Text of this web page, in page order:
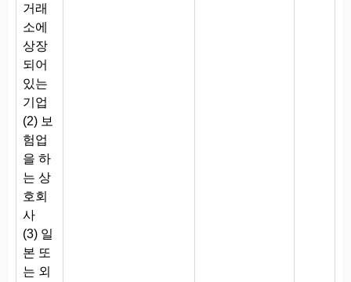
거래
소에
상장
되어
있는
기업
(2) 보
험업
을 하
는 상
호회
사
(3) 일
본 또
는 외